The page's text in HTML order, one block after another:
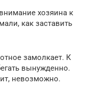
хозяина к
как заставить
замолкает. К
вынужденно.
невозможно.